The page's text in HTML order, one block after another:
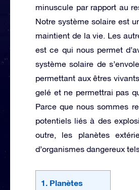
minuscule par rapport au
Notre système solaire est
maintient de la vie. Les
est ce qui nous permet
système solaire de
permettant aux êtres
gelé et ne permettrai pas
Parce que nous sommes
potentiels liés à des
outre, les planètes
d’organismes dangereux
1. Planètes